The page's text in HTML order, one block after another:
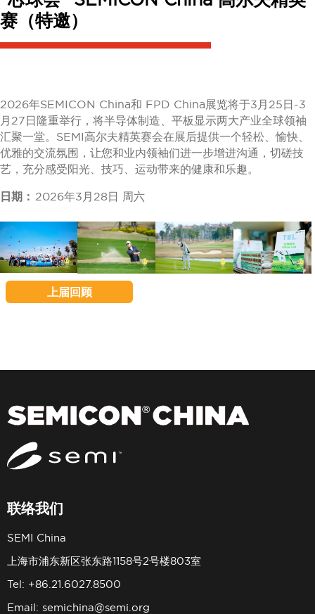
赛（特邀）
2026年SEMICON China和 FPD China展览将于3月25日-3
月27日隆重举行，将半导体制造、平板显示两大产业全球领袖
汇聚一堂。SEMI高尔夫精英赛会在展后提供一个轻松、愉快、
优雅的交流氛围，让您和业内领袖们进一步增进沟通，切磋技
艺，充分感受阳光、技巧、运动带来的健康和乐趣。
日期： 2026年3月28日 周六
上届回顾
联络我们
SEMI China
上海市浦东新区张东路1158号2号楼803室
Tel: +86.21.6027.8500
Email: semichina@semi.org